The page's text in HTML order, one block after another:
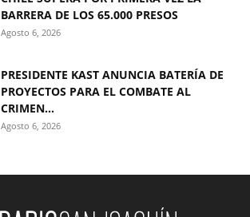
BARRERA DE LOS 65.000 PRESOS
Agosto 6, 2026
PRESIDENTE KAST ANUNCIA BATERÍA DE
PROYECTOS PARA EL COMBATE AL
CRIMEN...
Agosto 6, 2026